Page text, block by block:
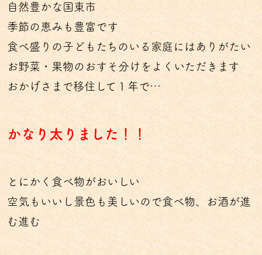
自然豊かな国東市
季節の恵みも豊富です
食べ盛りの子どもたちのいる家庭にはありがたい
お野菜・果物のおすそ分けをよくいただきます
おかげさまで移住して１年で…
かなり太りました！！
とにかく食べ物がおいしい
空気もいいし景色も美しいので食べ物、お酒が進
む進む